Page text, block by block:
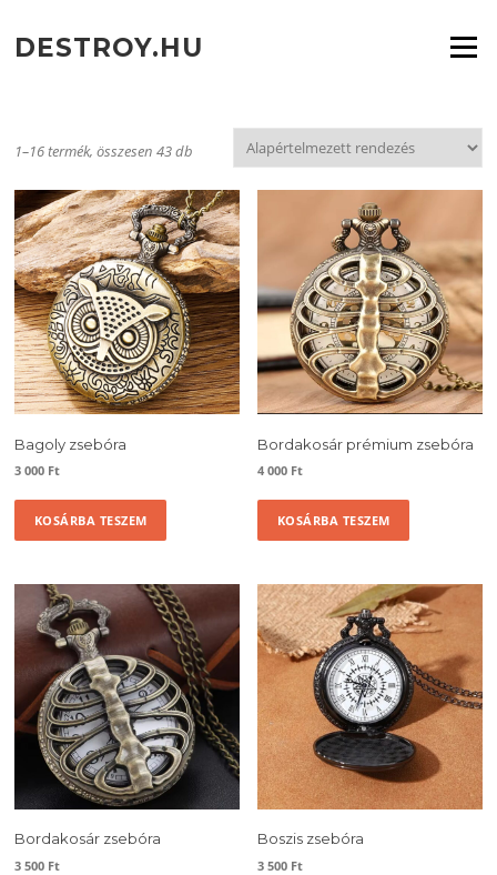
tartalomra
DESTROY.HU Menü
1–16 termék, összesen 43 db
Bagoly zsebóra
3 000 Ft
KOSÁRBA TESZEM
Bordakosár prémium zsebóra
4 000 Ft
KOSÁRBA TESZEM
Bordakosár zsebóra
3 500 Ft
Boszis zsebóra
3 500 Ft